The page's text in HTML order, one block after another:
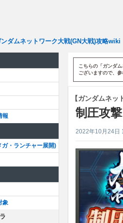
ンダムネットワーク大戦(GN大戦)攻略wiki
こちらの「ガンダ
ございますので、参
【ガンダムネッ
制圧攻
2022年10月24日
報
・ランチャー展開)
象